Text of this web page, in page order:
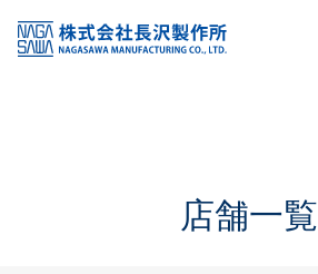
KSS加盟店・取扱店情報
店舗一覧
店舗一覧